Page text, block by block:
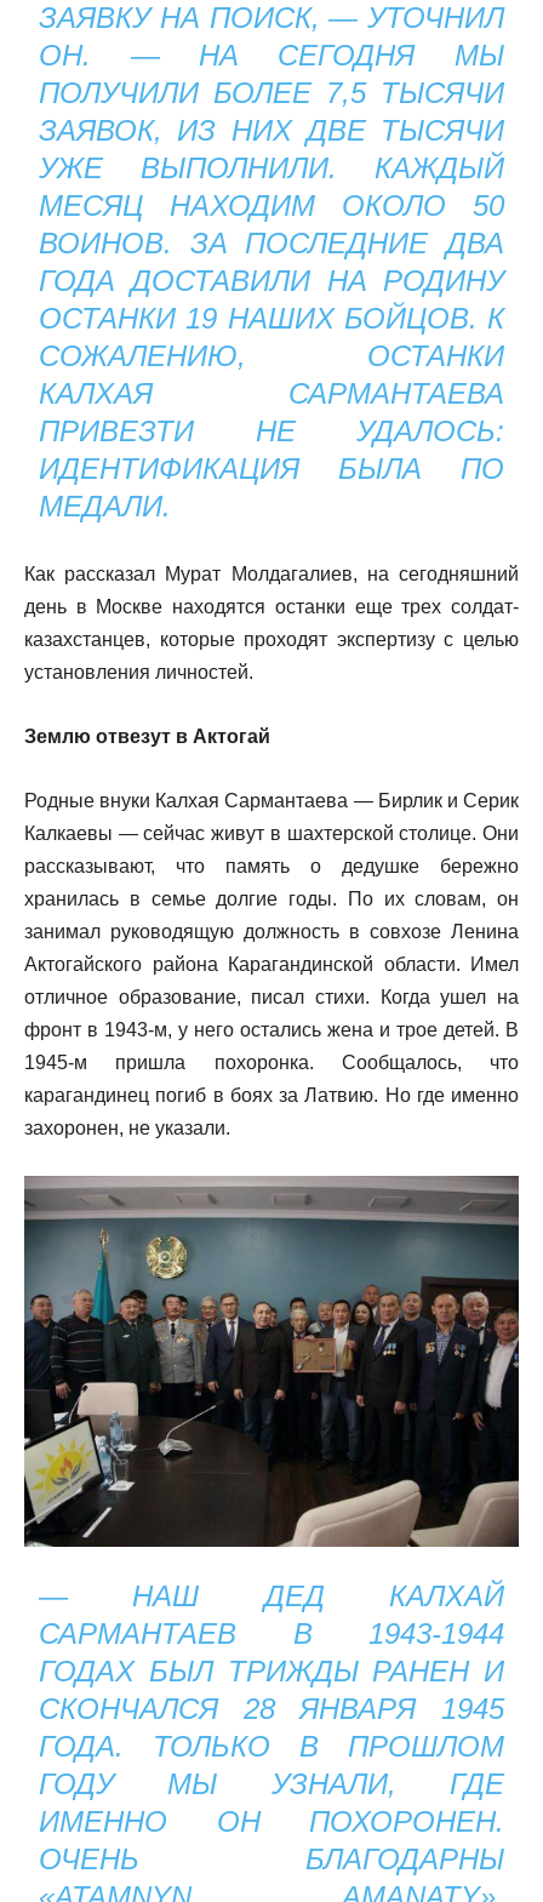
ЗАЯВКУ НА ПОИСК, — УТОЧНИЛ
ОН. — НА СЕГОДНЯ МЫ
ПОЛУЧИЛИ БОЛЕЕ 7,5 ТЫСЯЧИ
ЗАЯВОК, ИЗ НИХ ДВЕ ТЫСЯЧИ
УЖЕ ВЫПОЛНИЛИ. КАЖДЫЙ
МЕСЯЦ НАХОДИМ ОКОЛО 50
ВОИНОВ. ЗА ПОСЛЕДНИЕ ДВА
ГОДА ДОСТАВИЛИ НА РОДИНУ
ОСТАНКИ 19 НАШИХ БОЙЦОВ. К
СОЖАЛЕНИЮ, ОСТАНКИ
КАЛХАЯ САРМАНТАЕВА
ПРИВЕЗТИ НЕ УДАЛОСЬ:
ИДЕНТИФИКАЦИЯ БЫЛА ПО
МЕДАЛИ.
Как рассказал Мурат Молдагалиев, на сегодняшний
день в Москве находятся останки еще трех солдат-
казахстанцев, которые проходят экспертизу с целью
установления личностей.
Землю отвезут в Актогай
Родные внуки Калхая Сармантаева — Бирлик и Серик
Калкаевы — сейчас живут в шахтерской столице. Они
рассказывают, что память о дедушке бережно
хранилась в семье долгие годы. По их словам, он
занимал руководящую должность в совхозе Ленина
Актогайского района Карагандинской области. Имел
отличное образование, писал стихи. Когда ушел на
фронт в 1943-м, у него остались жена и трое детей. В
1945-м пришла похоронка. Сообщалось, что
карагандинец погиб в боях за Латвию. Но где именно
захоронен, не указали.
— НАШ ДЕД КАЛХАЙ
САРМАНТАЕВ В 1943-1944
ГОДАХ БЫЛ ТРИЖДЫ РАНЕН И
СКОНЧАЛСЯ 28 ЯНВАРЯ 1945
ГОДА. ТОЛЬКО В ПРОШЛОМ
ГОДУ МЫ УЗНАЛИ, ГДЕ
ИМЕННО ОН ПОХОРОНЕН.
ОЧЕНЬ БЛАГОДАРНЫ